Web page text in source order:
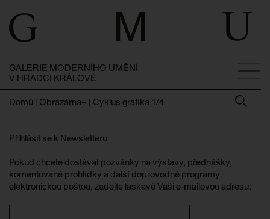
GALERIE MODERNÍHO UMĚNÍ
V HRADCI KRÁLOVÉ
Domů | Obrazárna+ | Cyklus grafika 1/4
Přihlásit se k Newsletteru
Pokud chcete dostávat pozvánky na výstavy, přednášky,
komentované prohlídky a další doprovodné programy
elektronickou poštou, zadejte laskavě Vaši e-mailovou adresu: